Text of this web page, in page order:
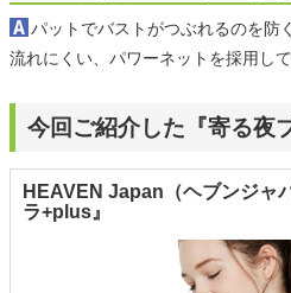
パットでバストがつぶれるのを防
流れにくい、パワーネットを採用して
今回ご紹介した『寄る夜
HEAVEN Japan（ヘブンジャ
ラ+plus』